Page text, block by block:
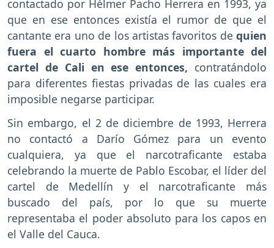
contactado por Hélmer Pacho Herrera en 1993, ya
que en ese entonces existía el rumor de que el
cantante era uno de los artistas favoritos de quien
fuera el cuarto hombre más importante del
cartel de Cali en ese entonces, contratándolo
para diferentes fiestas privadas de las cuales era
imposible negarse participar.
Sin embargo, el 2 de diciembre de 1993, Herrera
no contactó a Darío Gómez para un evento
cualquiera, ya que el narcotraficante estaba
celebrando la muerte de Pablo Escobar, el líder del
cartel de Medellín y el narcotraficante más
buscado del país, por lo que su muerte
representaba el poder absoluto para los capos en
el Valle del Cauca.